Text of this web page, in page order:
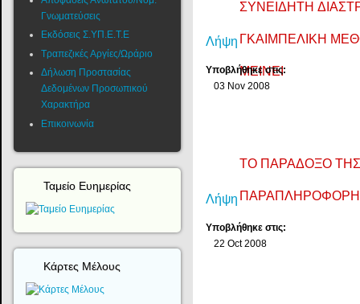
ΣΥΝΕΙΔΗΤΗ
ΓΚΑΙΜΠΕΛΙΚΗ
ΜΕΙΝΕΙ
Λήψη
Υποβλήθηκε στις:
03 Nov 2008
ΤΟ ΠΑΡΑΔΟΞΟ ΤΗΣ
Λήψη
Υποβλήθηκε στις:
22 Oct 2008
Γνωματεύσεις
Εκδόσεις Σ.ΥΠ.Ε.Τ.Ε
Τραπεζικές Αργίες/Ωράριο
Δήλωση Προστασίας
Δεδομένων Προσωπικού
Χαρακτήρα
Επικοινωνία
Ταμείο Ευημερίας
Κάρτες Μέλους